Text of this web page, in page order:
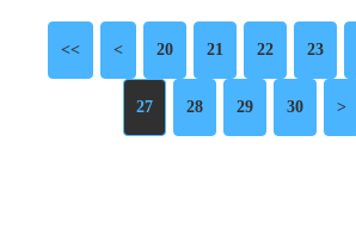
<< < 10
20 21 22 23
27 28 29 30 40
50
60
70
80
90
100
>